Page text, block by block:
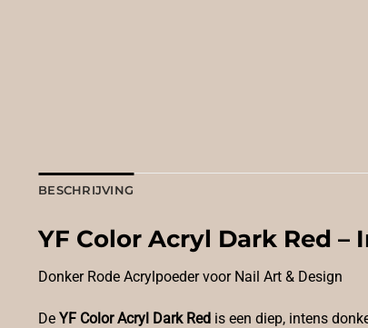
BESCHRIJVING
YF Color Acryl Dark Red
Donker Rode Acrylpoeder voor Nail Art & Design
De YF Color Acryl Dark Red is een diep, intens